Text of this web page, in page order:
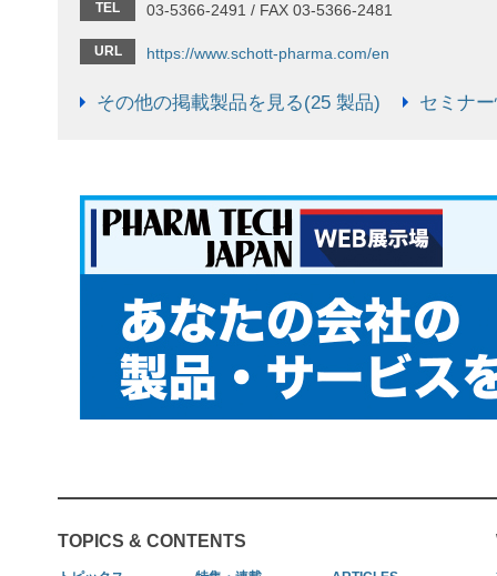
TEL 03-5366-2491 / FAX 03-5366-2481
URL https://www.schott-pharma.com/en
その他の掲載製品を見る(25 製品) セミナ
TOPICS & CONTENTS